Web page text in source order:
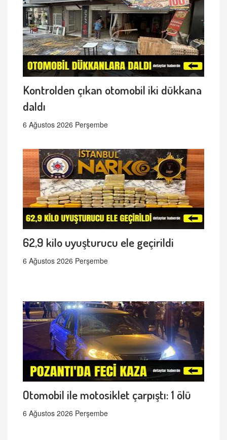
Kontrolden çıkan otomobil iki dükkana
daldı
6 Ağustos 2026 Perşembe
62,9 kilo uyuşturucu ele geçirildi
6 Ağustos 2026 Perşembe
Otomobil ile motosiklet çarpıştı: 1 ölü
6 Ağustos 2026 Perşembe